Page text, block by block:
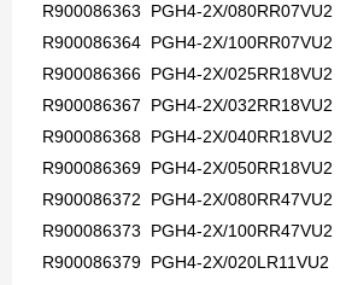
R900086363 PGH4-2X/080RR07VU2
R900086364 PGH4-2X/100RR07VU2
R900086366 PGH4-2X/025RR18VU2
R900086367 PGH4-2X/032RR18VU2
R900086368 PGH4-2X/040RR18VU2
R900086369 PGH4-2X/050RR18VU2
R900086372 PGH4-2X/080RR47VU2
R900086373 PGH4-2X/100RR47VU2
R900086379 PGH4-2X/020LR11VU2